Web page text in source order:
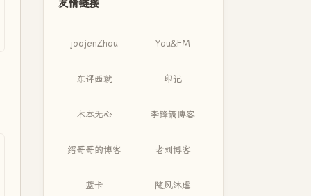
友情链接
joojenZhou You&FM
东评西就 印记
木本无心 李锋镝博客
缙哥哥的博客 老刘博客
蓝卡 随风沐虐